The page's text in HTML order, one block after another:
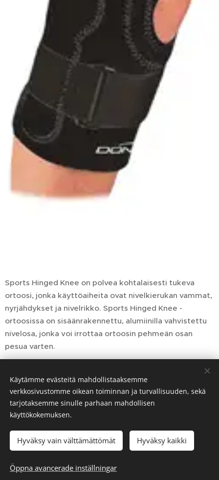
Sports Hinged Knee on polvea kohtalaisesti tukeva
ortoosi, jonka käyttöaiheita ovat nivelkierukan vammat,
nyrjähdykset ja nivelrikko. Sports Hinged Knee -
ortoosissa on sisäänrakennettu, alumiinilla vahvistettu
nivelosa, jonka voi irrottaa ortoosin pehmeän osan
pesua varten.
HALUAN OSTAA DONJOYN SPORTS
HINGED KNEE -TUOTTEEN
DONJOY KNEE BRACES BY ENOVIS
Käytämme evästeitä mahdollistaaksemme
verkkosivustomme oikean toiminnan ja turvallisuuden, sekä
tarjotaksemme sinulle parhaan mahdollisen
käyttökokemuksen.
Hyväksy vain välttämättömät Hyväksy kaikki
Öppna avancerade inställningar